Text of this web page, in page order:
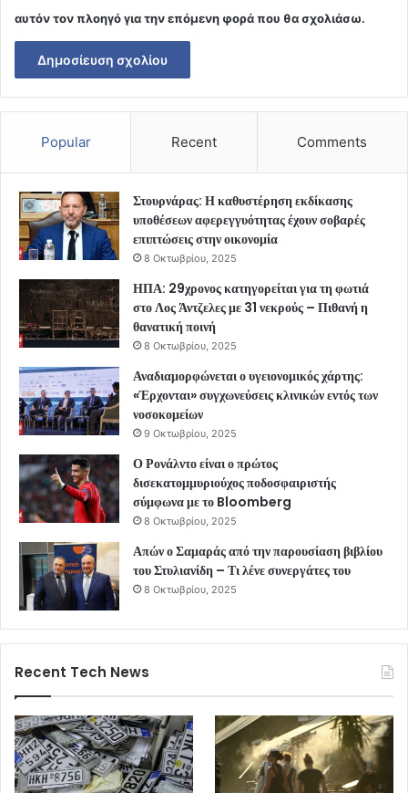
αυτόν τον πλοηγό για την επόμενη φορά που θα σχολιάσω.
Popular Recent Comments
Στουρνάρας: Η καθυστέρηση εκδίκασης
υποθέσεων αφερεγγυότητας έχουν σοβαρές
επιπτώσεις στην οικονομία
8 Οκτωβρίου, 2025
ΗΠΑ: 29χρονος κατηγορείται για τη φωτιά
στο Λος Άντζελες με 31 νεκρούς – Πιθανή η
θανατική ποινή
8 Οκτωβρίου, 2025
Αναδιαμορφώνεται ο υγειονομικός χάρτης:
«Έρχονται» συγχωνεύσεις κλινικών εντός των
νοσοκομείων
9 Οκτωβρίου, 2025
Ο Ρονάλντο είναι ο πρώτος
δισεκατομμυριούχος ποδοσφαιριστής
σύμφωνα με το Bloomberg
8 Οκτωβρίου, 2025
Απών ο Σαμαράς από την παρουσίαση βιβλίου
του Στυλιανίδη – Τι λένε συνεργάτες του
8 Οκτωβρίου, 2025
Recent Tech News